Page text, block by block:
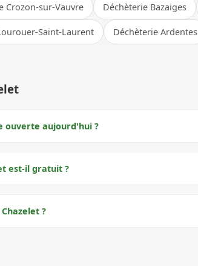
Crozon-sur-Vauvre Déchèterie Bazaiges
Saint-Laurent Déchèterie Ardentes
ouverte aujourd'hui ?
est-il gratuit ?
?